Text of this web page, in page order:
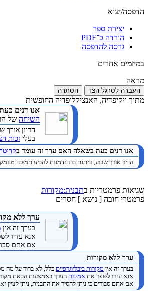
הדפסה/יצוא
יצירת ספר
הורדה כ־PDF
גרסה להדפסה
במיזמים אחרים
מראה
העברה לסרגל הצד הסתרה
מתוך ויקיפדיה, האנציקלופדיה החופשית
אנו דנים
השיחה של
הדיון אורך
בעלי זכות
אנו דנים כעת בשאלה האם ערך זה עומד ב
הדיון אורך שבוע, וניתנת בו הזדמנות להביע תמיכה
שגיאות פרמטריות בתבנית:מקורות
פרמטרי חובה [ נושא ] חסרים
ערך ללא
בערך זה אין
אנא עזרו
אם אתם
ערך ללא מקורות
בערך זה אין מקורות ביבליוגרפיים כלל, לא ברור על מה
אנא עזרו לשפר את אמינות הערך באמצעות הבאת
אם אתם סבורים כי ניתן להסיר את התבנית, ניתן לציין